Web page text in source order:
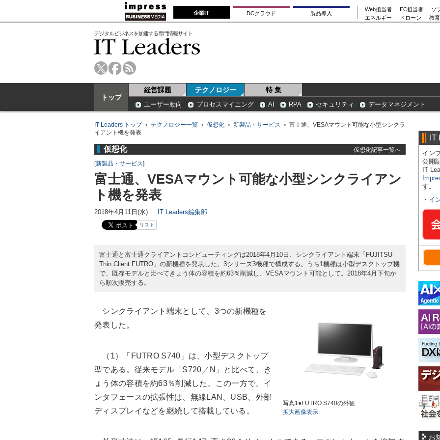
企業IT DCクラウド 製品導入
Web担当者 EC担当者
ソ
エネルギー
ドローン 教
デジタルビジネスを加速する専門情報サイト
トップ
経営課題 テクノロジー 特 集
ユーザー動向 プロセスマイニング AI RPA セキュリティ データマネジメント
IT Leaders トップ＞ テクノロジー一覧 ＞ 仮想化 ＞ 新製品・サービス ＞ 富士通、VESAマウント可能な小型シンクラ
イアント機を発表
仮想化
仮想化記事一覧へ
[新製品・サービス]
富士通、VESAマウント可能な小型シンクライアン
ト機を発表
2018年4月11日(水) IT Leaders編集部
リスト
富士通と富士通クライアントコンピューティングは2018年4月10日、シンクライアント端末「FUJITSU
Thin Client FUTRO」の新機種を発表した。3シリーズ3機種で構成する。うち1機種は小型デスクトップ機
で、既存モデルと比べてきょう体の容積を約63％削減し、VESAマウント可能として。2018年4月下旬か
ら順次販売する。
写真1●FUTRO S740の外観
拡大画像表示
シンクライアント端末として、3つの新機種を
発表した。
（1）「FUTRO S740」は、小型デスクトップ
型である。従来モデル「S720／N」と比べて、き
ょう体の容積を約63％削減した。この一方で、イ
ンタフェースの拡張性は、無線LAN、USB、外部
ディスプレイなどを継続して搭載している。
IT
イン
公開
IT
す。
・ イ
お